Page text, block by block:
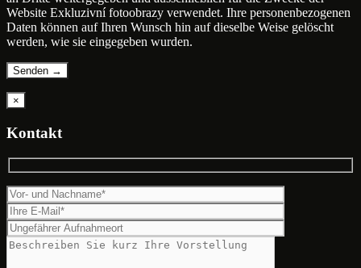
Website Exkluzivní fotoobrazy verwendet. Ihre personenbezogenen
Daten können auf Ihren Wunsch hin auf dieselbe Weise gelöscht
werden, wie sie eingegeben wurden.
×
Kontakt